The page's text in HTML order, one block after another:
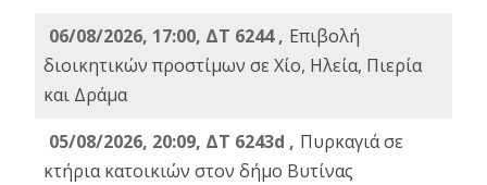
06/08/2026, 17:00, ΔΤ 6244 , Επιβολή
διοικητικών προστίμων σε Χίο, Ηλεία, Πιερία
και Δράμα
05/08/2026, 20:09, ΔΤ 6243d , Πυρκαγιά σε
κτήρια κατοικιών στον δήμο Βυτίνας